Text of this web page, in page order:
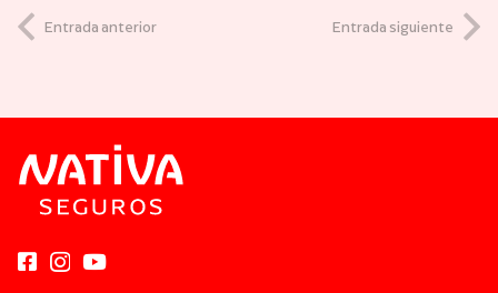
Entrada anterior Entrada siguiente